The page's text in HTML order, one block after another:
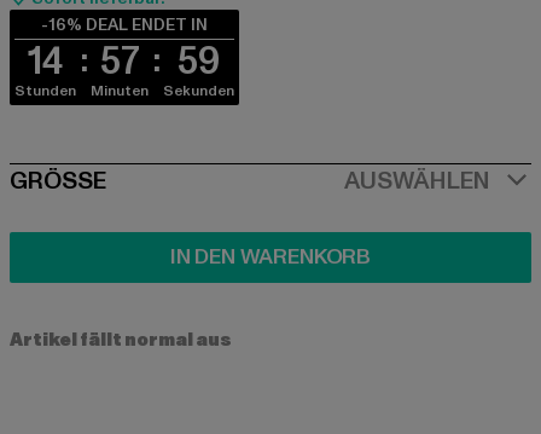
-16% DEAL ENDET IN
14
Stunden
57
Minuten
58
Sekunden
SIZE
GRÖSSE AUSWÄHLEN
IN DEN WARENKORB
Artikel fällt normal aus